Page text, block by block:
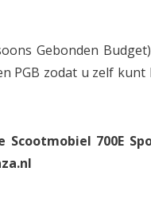
Gebonden
PGB zodat u zelf
700E